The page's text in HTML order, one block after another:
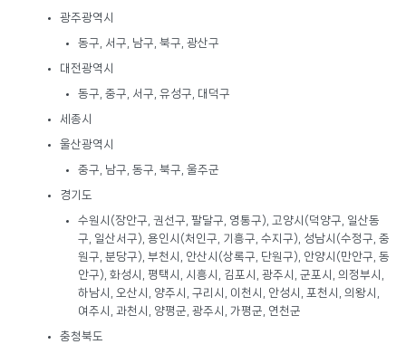
광주광역시
동구, 서구, 남구, 북구, 광산구
대전광역시
동구, 중구, 서구, 유성구, 대덕구
세종시
울산광역시
중구, 남구, 동구, 북구, 울주군
경기도
수원시(장안구, 권선구, 팔달구, 영통구), 고양시(덕양구, 일산동
구, 일산서구), 용인시(처인구, 기흥구, 수지구), 성남시(수정구, 중
원구, 분당구), 부천시, 안산시(상록구, 단원구), 안양시(만안구, 동
안구), 화성시, 평택시, 시흥시, 김포시, 광주시, 군포시, 의정부시,
하남시, 오산시, 양주시, 구리시, 이천시, 안성시, 포천시, 의왕시,
여주시, 과천시, 양평군, 광주시, 가평군, 연천군
충청북도